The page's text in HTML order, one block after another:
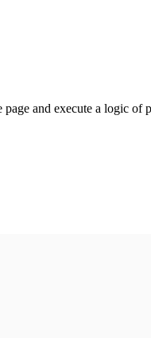
and execute a logic of